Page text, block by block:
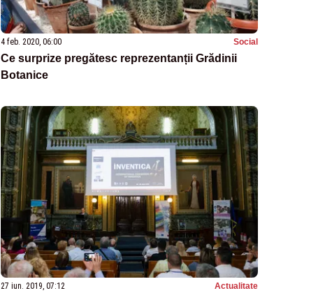
4 feb. 2020, 06:00 Social
Ce surprize pregătesc reprezentanții Grădinii
Botanice
27 iun. 2019, 07:12 Actualitate